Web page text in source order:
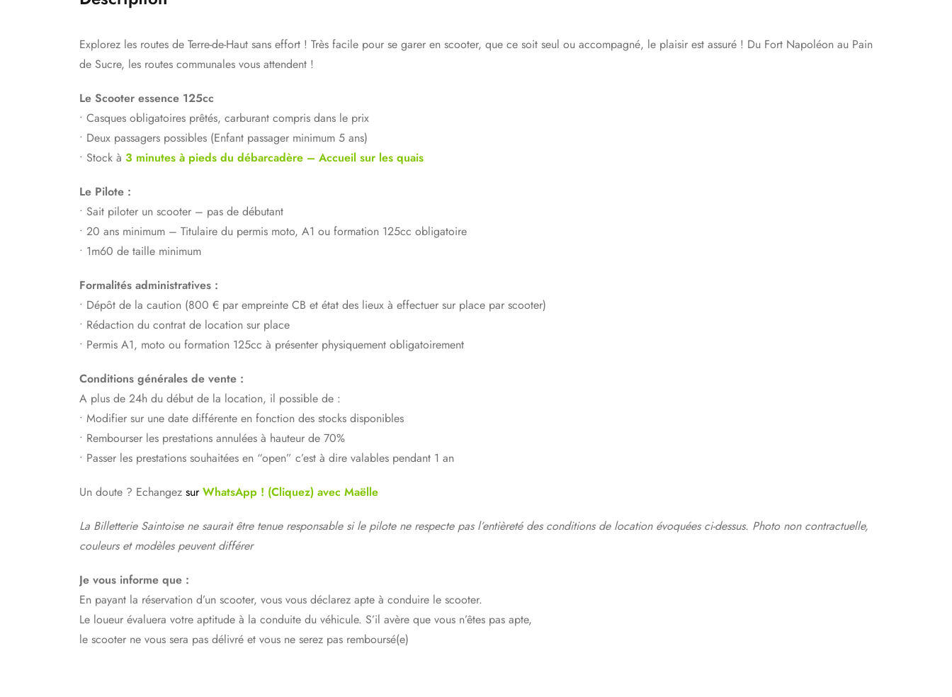
Explorez les routes de Terre-de-Haut sans effort ! Très facile pour se garer en scooter, que ce soit seul ou accompagné, le plaisir est assuré ! Du Fort Napoléon au Pain
de Sucre, les routes communales vous attendent !
Le Scooter essence 125cc
• Casques obligatoires prêtés, carburant compris dans le prix
• Deux passagers possibles (Enfant passager minimum 5 ans)
• Stock à 3 minutes à pieds du débarcadère – Accueil sur les quais
Le Pilote :
• Sait piloter un scooter – pas de débutant
• 20 ans minimum – Titulaire du permis moto, A1 ou formation 125cc obligatoire
• 1m60 de taille minimum
Formalités administratives :
• Dépôt de la caution (800 € par empreinte CB et état des lieux à effectuer sur place par scooter)
• Rédaction du contrat de location sur place
• Permis A1, moto ou formation 125cc à présenter physiquement obligatoirement
Conditions générales de vente :
A plus de 24h du début de la location, il possible de :
• Modifier sur une date différente en fonction des stocks disponibles
• Rembourser les prestations annulées à hauteur de 70%
• Passer les prestations souhaitées en “open” c’est à dire valables pendant 1 an
Un doute ? Echangez surWhatsApp ! (Cliquez) avec Maëlle
La Billetterie Saintoise ne saurait être tenue responsable si le pilote ne respecte pas l’entièreté des conditions de location évoquées ci-dessus. Photo non contractuelle,
couleurs et modèles peuvent différer
Je vous informe que :
En payant la réservation d’un scooter, vous vous déclarez apte à conduire le scooter.
Le loueur évaluera votre aptitude à la conduite du véhicule. S’il avère que vous n’êtes pas apte,
le scooter ne vous sera pas délivré et vous ne serez pas remboursé(e)